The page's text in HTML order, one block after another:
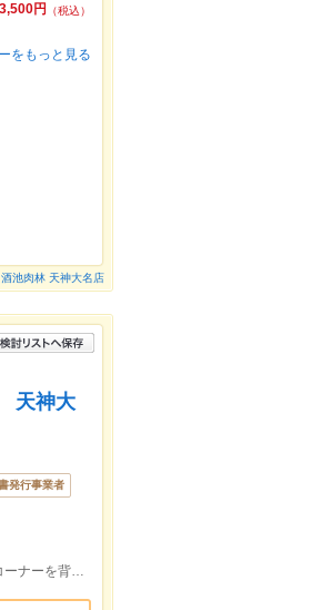
3,500円
（税込）
をもっと見る
酒池肉林 天神大名店
天神大
発行事業者
《西鉄福岡（天神）駅 徒歩10分》西通り西日本シティ銀行さんATMコーナーを背に直進、左手に当店がございます。